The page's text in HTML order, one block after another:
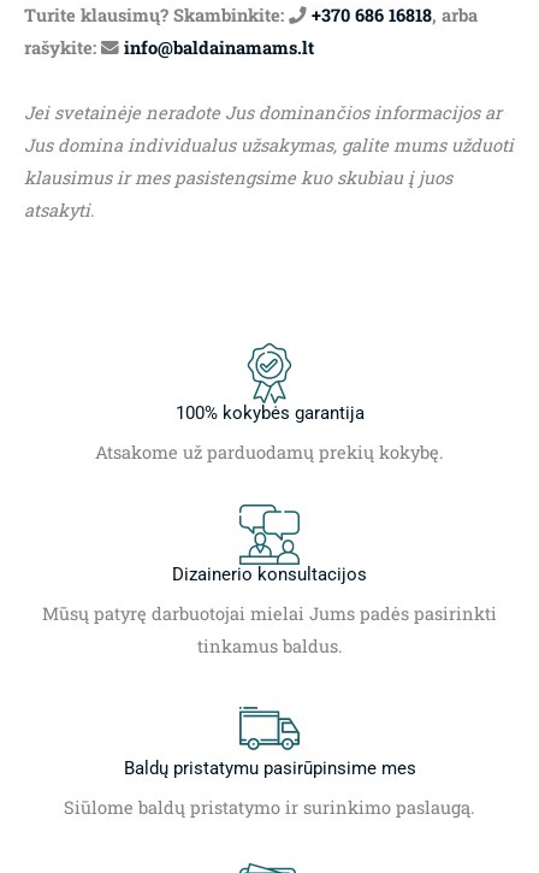
Turite klausimų? Skambinkite: +370 686 16818, arba
rašykite:
info@baldainamams.lt
Jei svetainėje neradote Jus dominančios informacijos ar
Jus domina individualus užsakymas, galite mums užduoti
klausimus ir mes pasistengsime kuo skubiau į juos
atsakyti.
100% kokybės garantija
Atsakome už parduodamų prekių kokybę.
Dizainerio konsultacijos
Mūsų patyrę darbuotojai mielai Jums padės pasirinkti
tinkamus baldus.
Baldų pristatymu pasirūpinsime mes
Siūlome baldų pristatymo ir surinkimo paslaugą.